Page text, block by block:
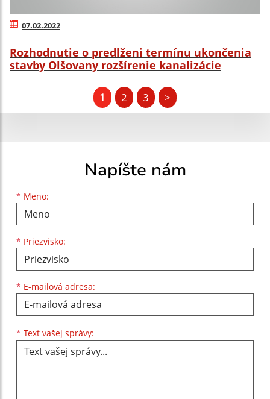
07.02.2022
Rozhodnutie o predlženi termínu ukončenia
stavby Olšovany rozšírenie kanalizácie
1 2 3 >
Napíšte nám
* Meno:
Meno
* Priezvisko:
Priezvisko
* E-mailová adresa:
E-mailová adresa
* Text vašej správy: